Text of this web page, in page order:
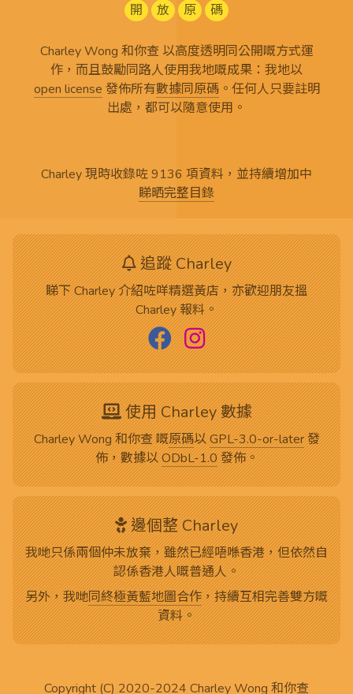
開
放 原 碼
Charley Wong 和你查 以高度透明同公開嘅方式運
作，而且鼓勵同路人使用我地嘅成果：我地以
open license 發佈所有數據同原碼。任何人只要註明
出處，都可以隨意使用。
Charley 現時收錄咗 9136 項資料，並持續增加中
睇晒完整目錄
追蹤 Charley
睇下 Charley 介紹咗咩精選黃店，亦歡迎朋友搵
Charley 報料。
使用 Charley 數據
Charley Wong 和你查 嘅原碼以GPL-3.0-or-later發
佈，數據以ODbL-1.0發佈。
邊個整 Charley
我哋只係兩個仲未放棄，雖然已經唔喺香港，但依然自
認係香港人嘅普通人。
另外，我哋同終極黃藍地圖合作，持續互相完善雙方嘅
資料。
Copyright (C) 2020-2024 Charley Wong 和你查